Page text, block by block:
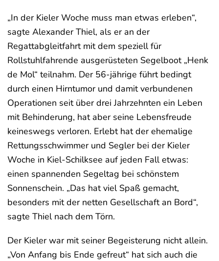
„In der Kieler Woche muss man etwas erleben“,
sagte Alexander Thiel, als er an der
Regattabgleitfahrt mit dem speziell für
Rollstuhlfahrende ausgerüsteten Segelboot „Henk
de Mol“ teilnahm. Der 56-jährige führt bedingt
durch einen Hirntumor und damit verbundenen
Operationen seit über drei Jahrzehnten ein Leben
mit Behinderung, hat aber seine Lebensfreude
keineswegs verloren. Erlebt hat der ehemalige
Rettungsschwimmer und Segler bei der Kieler
Woche in Kiel-Schilksee auf jeden Fall etwas:
einen spannenden Segeltag bei schönstem
Sonnenschein. „Das hat viel Spaß gemacht,
besonders mit der netten Gesellschaft an Bord“,
sagte Thiel nach dem Törn.
Der Kieler war mit seiner Begeisterung nicht allein.
„Von Anfang bis Ende gefreut“ hat sich auch die